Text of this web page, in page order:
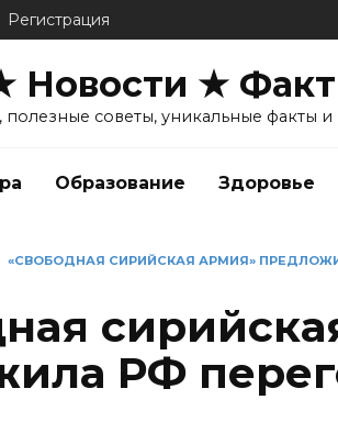
Новости ★
советы, уникальные факты и
Образование Здоровье
«СВОБОДНАЯ СИРИЙСКАЯ АРМИЯ»
РФ
Регистрация